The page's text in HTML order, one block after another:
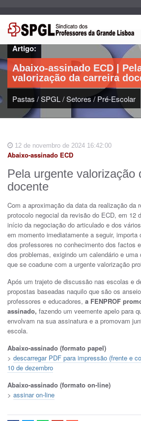
Artigo:
Abaixo-assinado ECD |
valorização da carreira
Pastas /SPGL/Setores/Pré-Escolar
12 de novembro de 2024 16:42:00
Abaixo-assinado ECD
Pela urgente valorização
docente
Com a aproximação da data da realização da
protocolo negocial da revisão do ECD, em 12
início da negociação do articulado e dos
em momento imediatamente a seguir,
dos professores no conhecimento dos factos
dos problemas, exigindo um calendário e uma
que se coadune com a urgente valorização
Após um trajeto de discussão nas escolas e
propostas baseadas naquilo que são os
professores e educadores, a FENPROF
assinado, fazendo um veemente apelo para
envolvam na sua assinatura e a promovam
escola.
Abaixo-assinado (formato papel)
> descarregar PDF para impressão (frente e
10 de dezembro
Abaixo-assinado (formato on-line)
> assinar on-line